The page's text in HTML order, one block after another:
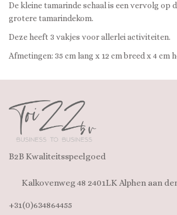
De kleine tamarinde schaal is een vervolg op
grotere tamarindekom.
Deze heeft 3 vakjes voor allerlei activiteiten.
Afmetingen: 35 cm lang x 12 cm breed x 4 cm
B2B Kwaliteitsspeelgoed
Kalkovenweg 48 2401LK Alphen aan
+31(0)634864455